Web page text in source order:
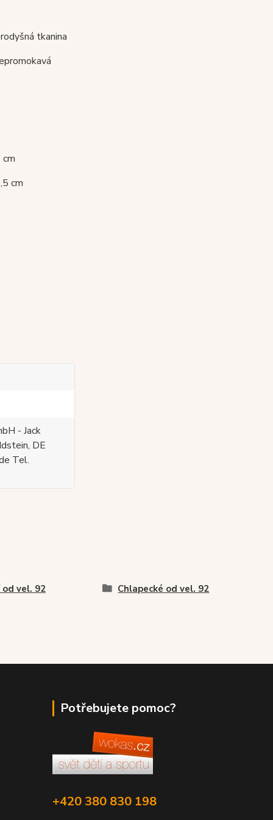
tkanina
cm
- Jack
DE
Tel.
od vel. 92 Chlapecké od vel. 92
Potřebujete pomoc?
+420 380 830 198